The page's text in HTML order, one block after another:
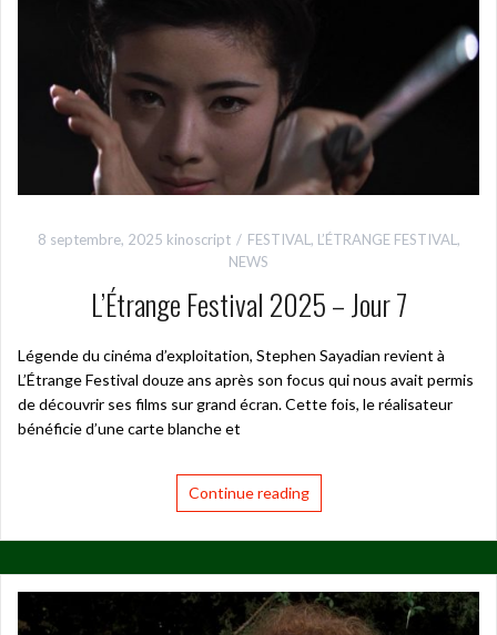
8 septembre, 2025 kinoscript FESTIVAL , L’ÉTRANGE FESTIVAL ,
NEWS
L’Étrange Festival 2025 – Jour 7
Légende du cinéma d’exploitation, Stephen Sayadian revient à
L’Étrange Festival douze ans après son focus qui nous avait permis
de découvrir ses films sur grand écran. Cette fois, le réalisateur
bénéficie d’une carte blanche et
Continue reading